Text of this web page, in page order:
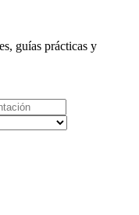
guías prácticas y